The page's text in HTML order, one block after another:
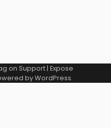
on Support| Expose
byWordPress.